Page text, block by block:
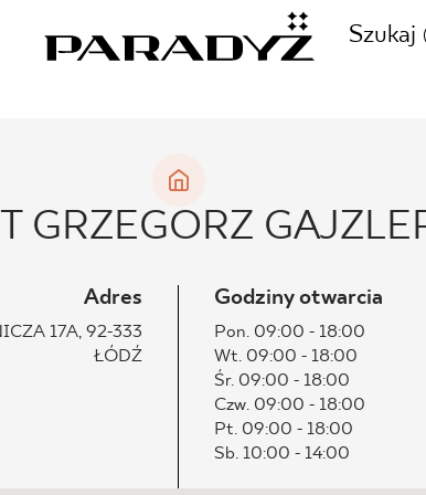
Szukaj
ZADZWOŃ DO NAS
+48
SKLEP INTERNETOWY
44 736
GRZEGORZ
Adres
17A, 92-333
ŁÓDŹ
Godziny otwarcia
Pon. 09:00 - 18:00
Wt. 09:00 - 18:00
Śr. 09:00 - 18:00
Czw. 09:00 - 18:00
Pt. 09:00 - 18:00
Sb. 10:00 - 14:00